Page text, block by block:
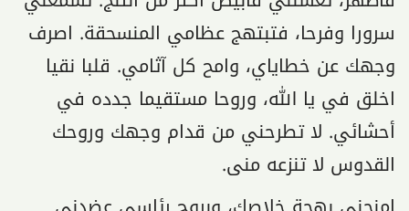
سرورا وفرحا، فتبتهج عظامي المنسحقة. اصرف
وجهك عن خطاياي، وامح كل آثامي. قلبا نقيا
اخلق في يا الله، وروحا مستقيما جدده في
أحشائي. لا تطرحني من قدام وجهك وروحك
القدوس لا تنزعه منى.